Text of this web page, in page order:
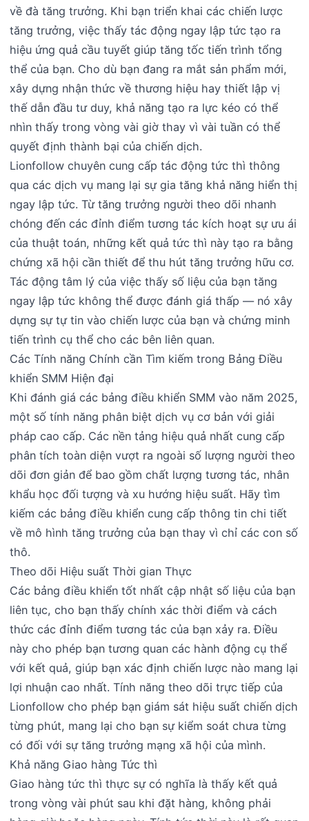
về đà tăng trưởng. Khi bạn triển khai các chiến lược
tăng trưởng, việc thấy tác động ngay lập tức tạo ra
hiệu ứng quả cầu tuyết giúp tăng tốc tiến trình tổng
thể của bạn. Cho dù bạn đang ra mắt sản phẩm mới,
xây dựng nhận thức về thương hiệu hay thiết lập vị
thế dẫn đầu tư duy, khả năng tạo ra lực kéo có thể
nhìn thấy trong vòng vài giờ thay vì vài tuần có thể
quyết định thành bại của chiến dịch.
Lionfollow chuyên cung cấp tác động tức thì thông
qua các dịch vụ mang lại sự gia tăng khả năng hiển thị
ngay lập tức. Từ tăng trưởng người theo dõi nhanh
chóng đến các đỉnh điểm tương tác kích hoạt sự ưu ái
của thuật toán, những kết quả tức thì này tạo ra bằng
chứng xã hội cần thiết để thu hút tăng trưởng hữu cơ.
Tác động tâm lý của việc thấy số liệu của bạn tăng
ngay lập tức không thể được đánh giá thấp — nó xây
dựng sự tự tin vào chiến lược của bạn và chứng minh
tiến trình cụ thể cho các bên liên quan.
Các Tính năng Chính cần Tìm kiếm trong Bảng Điều
khiển SMM Hiện đại
Khi đánh giá các bảng điều khiển SMM vào năm 2025,
một số tính năng phân biệt dịch vụ cơ bản với giải
pháp cao cấp. Các nền tảng hiệu quả nhất cung cấp
phân tích toàn diện vượt ra ngoài số lượng người theo
dõi đơn giản để bao gồm chất lượng tương tác, nhân
khẩu học đối tượng và xu hướng hiệu suất. Hãy tìm
kiếm các bảng điều khiển cung cấp thông tin chi tiết
về mô hình tăng trưởng của bạn thay vì chỉ các con số
thô.
Theo dõi Hiệu suất Thời gian Thực
Các bảng điều khiển tốt nhất cập nhật số liệu của bạn
liên tục, cho bạn thấy chính xác thời điểm và cách
thức các đỉnh điểm tương tác của bạn xảy ra. Điều
này cho phép bạn tương quan các hành động cụ thể
với kết quả, giúp bạn xác định chiến lược nào mang lại
lợi nhuận cao nhất. Tính năng theo dõi trực tiếp của
Lionfollow cho phép bạn giám sát hiệu suất chiến dịch
từng phút, mang lại cho bạn sự kiểm soát chưa từng
có đối với sự tăng trưởng mạng xã hội của mình.
Khả năng Giao hàng Tức thì
Giao hàng tức thì thực sự có nghĩa là thấy kết quả
trong vòng vài phút sau khi đặt hàng, không phải